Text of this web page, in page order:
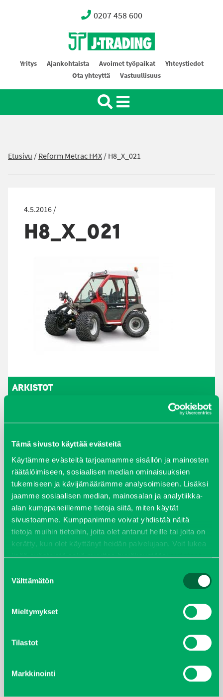
Tämä sivusto käyttää evästeitä
Käytämme evästeitä tarjoamamme sisällön ja mainosten
räätälöimiseen, sosiaalisen median ominaisuuksien
tukemiseen ja kävijämäärämme analysoimiseen. Lisäksi
jaamme sosiaalisen median, mainosalan ja analytiikka-
alan kumppaneillemme tietoja siitä, miten käytät
sivustoamme. Kumppanimme voivat yhdistää näitä
tietoja muihin tietoihin, joita olet antanut heille tai joita on
kerätty, kun olet käyttänyt heidän palvelujaan. Voit lukea
lisää evästeistä sekä muuttaa hyväksyntääsievästeet
valinta
Välttämätön
Mieltymykset
Tilastot
Markkinointi
0207 458 600
Oy J-Trading Ab
Yritys Ajankohtaista Avoimet työpaikat
Yhteystiedot
Ota yhteyttä
Vastuullisuus
Etusivu /Reform Metrac H4X/H8_X_021
4.5.2016 /
H8_X_021
ARKISTOT
syyskuu 2023
joulukuu 2022
huhtikuu 2022
helmikuu 2022
joulukuu 2021
lokakuu 2021
kesäkuu 2021